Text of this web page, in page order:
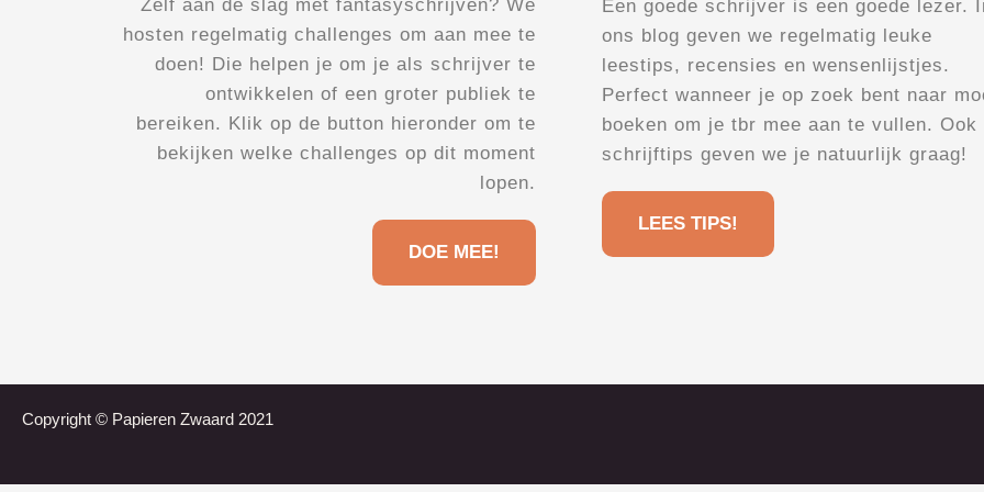
Zelf aan de slag met fantasyschrijven? We
hosten regelmatig challenges om aan mee te
doen! Die helpen je om je als schrijver te
ontwikkelen of een groter publiek te
bereiken. Klik op de button hieronder om te
bekijken welke challenges op dit moment
lopen.
DOE MEE!
Een goede schrijver is een goede lezer.
ons blog geven we regelmatig leuke
leestips, recensies en wensenlijstjes.
Perfect wanneer je op zoek bent naar
boeken om je tbr mee aan te vullen. Ook
schrijftips geven we je natuurlijk graag!
LEES TIPS!
Copyright © Papieren Zwaard 2021